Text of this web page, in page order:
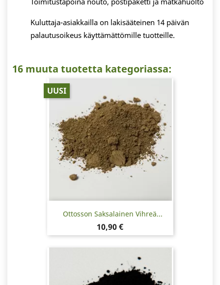
Kuluttaja-asiakkailla on lakisääteinen 14 päivän
palautusoikeus käyttämättömille tuotteille.
16 muuta tuotetta kategoriassa:
Ottosson Saksalainen Vihreä...
Hinta
10,90 €
UUSI